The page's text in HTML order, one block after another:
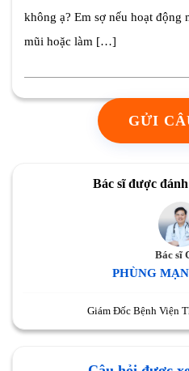
không ạ? Em sợ nếu hoạt động
mũi hoặc làm […]
GỬI
Bác sĩ được
Bác sĩ
PHÙNG
Giám Đốc Bệnh Viện